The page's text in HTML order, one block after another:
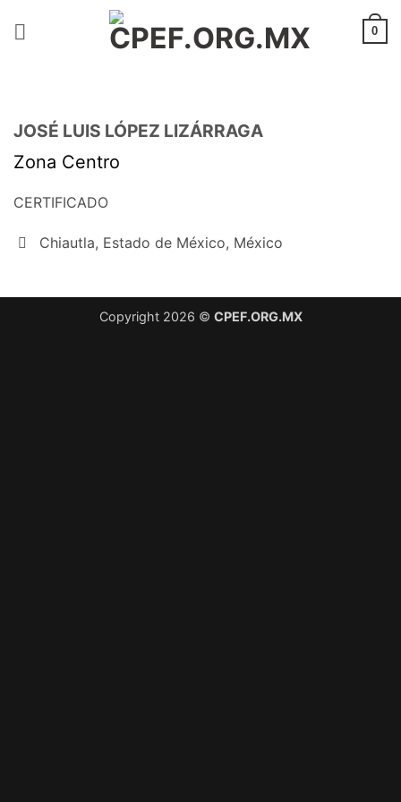
0
JOSÉ LUIS LÓPEZ LIZÁRRAGA
Zona Centro
CERTIFICADO
Chiautla, Estado de México, México
Copyright 2026 © CPEF.ORG.MX